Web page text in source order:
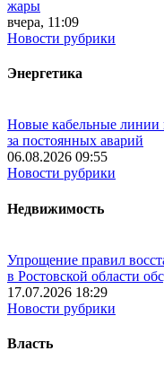
жары
вчера, 11:09
Новости рубрики
Энергетика
Новые кабельные линии
за постоянных аварий
06.08.2026 09:55
Новости рубрики
Недвижимость
Упрощение правил
в Ростовской области
17.07.2026 18:29
Новости рубрики
Власть